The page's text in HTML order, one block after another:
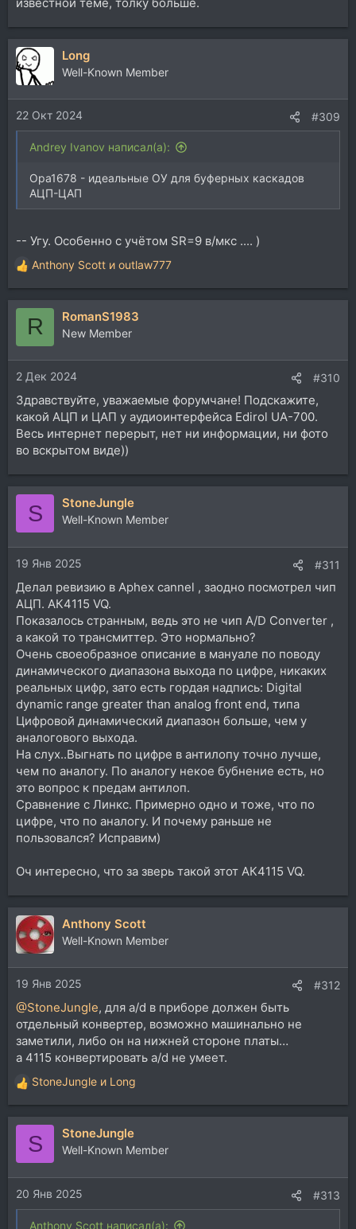
Long
Well-Known Member
22 Окт 2024 #309
Andrey Ivanov написал(а):
Opa1678 - идеальные ОУ для буферных каскадов
АЦП-ЦАП
-- Угу. Особенно с учётом SR=9 в/мкс .... )
Р
е
а
и
и
:
Anthony Scott и outlaw777
R RomanS1983
New Member
2 Дек 2024 #310
Здравствуйте, уважаемые форумчане! Подскажите,
какой АЦП и ЦАП у аудиоинтерфейса Edirol UA-700.
Весь интернет перерыт, нет ни информации, ни фото
во вскрытом виде))
S StoneJungle
Well-Known Member
19 Янв 2025 #311
Делал ревизию в Aphex cannel , заодно посмотрел чип
АЦП. АК4115 VQ.
Показалось странным, ведь это не чип A/D Converter ,
а какой то трансмиттер. Это нормально?
Очень своеобразное описание в мануале по поводу
динамического диапазона выхода по цифре, никаких
реальных цифр, зато есть гордая надпись: Digital
dynamic range greater than analog front end, типа
Цифровой динамический диапазон больше, чем у
аналогового выхода.
На слух..Выгнать по цифре в антилопу точно лучше,
чем по аналогу. По аналогу некое бубнение есть, но
это вопрос к предам антилоп.
Сравнение с Линкс. Примерно одно и тоже, что по
цифре, что по аналогу. И почему раньше не
пользовался? Исправим)
Оч интересно, что за зверь такой этот АК4115 VQ.
Anthony Scott
Well-Known Member
19 Янв 2025 #312
@StoneJungle, для a/d в приборе должен быть
отдельный конвертер, возможно машинально не
заметили, либо он на нижней стороне платы…
а 4115 конвертировать a/d не умеет.
Р
е
а
и
и
:
StoneJungle и Long
S StoneJungle
Well-Known Member
20 Янв 2025 #313
Anthony Scott написал(а):